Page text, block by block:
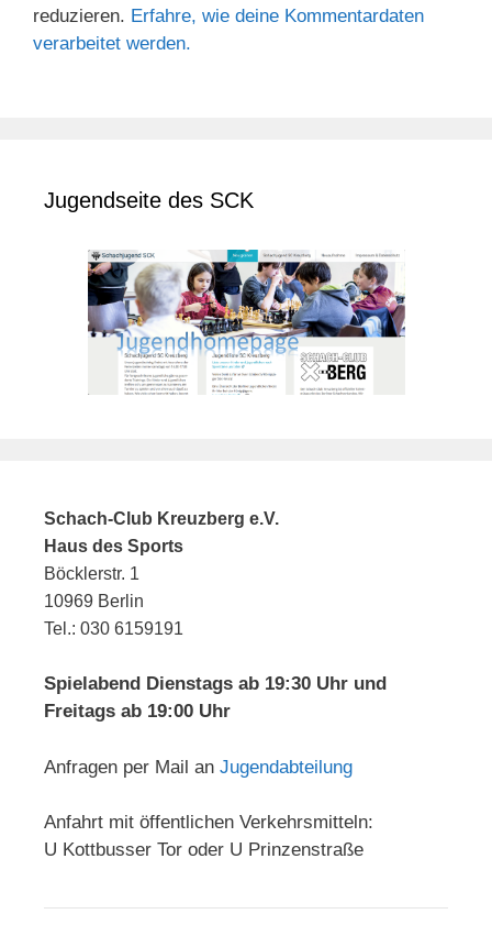
reduzieren. Erfahre, wie deine Kommentardaten
verarbeitet werden.
Jugendseite des SCK
Schach-Club Kreuzberg e.V.
Haus des Sports
Böcklerstr. 1
10969 Berlin
Tel.: 030 6159191
Spielabend Dienstags ab 19:30 Uhr und
Freitags ab 19:00 Uhr
Anfragen per Mail an Jugendabteilung
Anfahrt mit öffentlichen Verkehrsmitteln:
U Kottbusser Tor oder U Prinzenstraße